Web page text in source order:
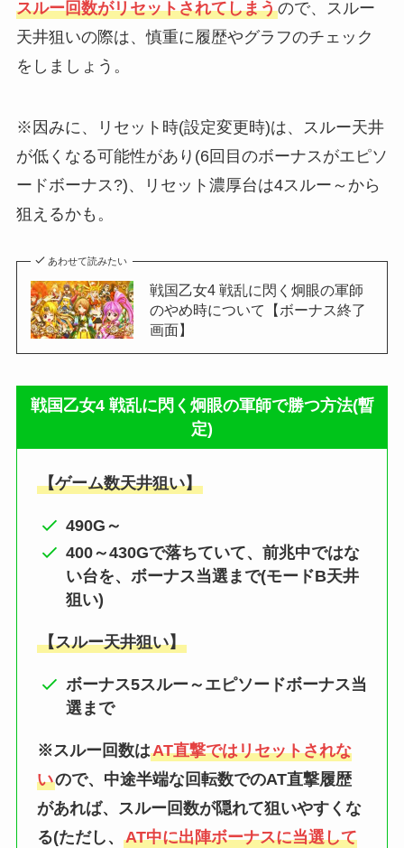
スルー回数がリセットされてしまうので、スルー
天井狙いの際は、慎重に履歴やグラフのチェック
をしましょう。
※因みに、リセット時(設定変更時)は、スルー天井
が低くなる可能性があり(6回目のボーナスがエピソ
ードボーナス?)、リセット濃厚台は4スルー～から
狙えるかも。
あわせて読みたい
戦国乙女4 戦乱に閃く炯眼の軍師
のやめ時について【ボーナス終了
画面】
戦国乙女4 戦乱に閃く炯眼の軍師で勝つ方法(暫
定)
【ゲーム数天井狙い】
490G～
400～430Gで落ちていて、前兆中ではな
い台を、ボーナス当選まで(モードB天井
狙い)
【スルー天井狙い】
ボーナス5スルー～エピソードボーナス当
選まで
※スルー回数はAT直撃ではリセットされな
いので、中途半端な回転数でのAT直撃履歴
があれば、スルー回数が隠れて狙いやすくな
る(ただし、AT中に出陣ボーナスに当選して